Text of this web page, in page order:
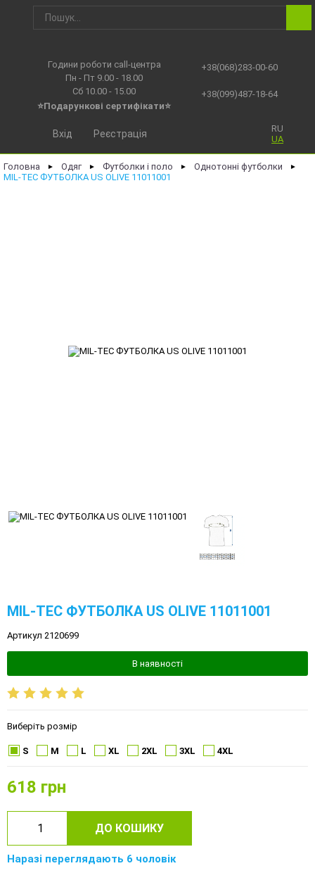
Години роботи call-центра
Пн - Пт 9.00 - 18.00
Сб 10.00 - 15.00
⭐Подарункові сертифікати⭐
+38(068)283-00-60
+38(099)487-18-64
RU
UA
Вхід Реєстрація
Головна ► Одяг ► Футболки і поло ► Однотонні футболки ►
MIL-TEC ФУТБОЛКА US OLIVE 11011001
MIL-TEC ФУТБОЛКА US OLIVE 11011001
Артикул 2120699
В наявності
Виберіть розмір
S M L XL 2XL 3XL 4XL
618 грн
ДО КОШИКУ
Наразі переглядають 6 чоловік